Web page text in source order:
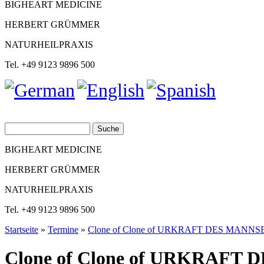
BIGHEART MEDICINE
HERBERT GRÜMMER
NATURHEILPRAXIS
Tel. +49 9123 9896 500
Suchformular
BIGHEART MEDICINE
HERBERT GRÜMMER
NATURHEILPRAXIS
Tel. +49 9123 9896 500
Startseite » Termine » Clone of Clone of URKRAFT DES
Clone of Clone of URKRAFT